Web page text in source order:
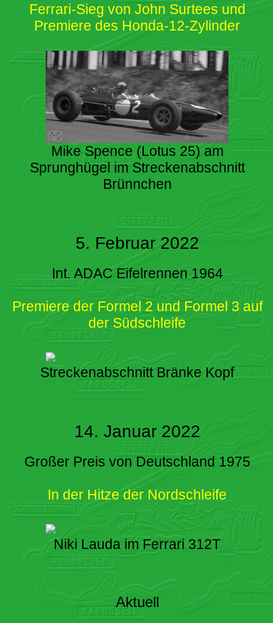
Ferrari-Sieg von John Surtees und
Premiere des Honda-12-Zylinder
Mike Spence (Lotus 25) am
Sprunghügel im Streckenabschnitt
Brünnchen
5. Februar 2022
Int. ADAC Eifelrennen 1964
Premiere der Formel 2 und Formel 3 auf
der Südschleife
Streckenabschnitt Bränke Kopf
14. Januar 2022
Großer Preis von Deutschland 1975
In der Hitze der Nordschleife
Niki Lauda im Ferrari 312T
Aktuell